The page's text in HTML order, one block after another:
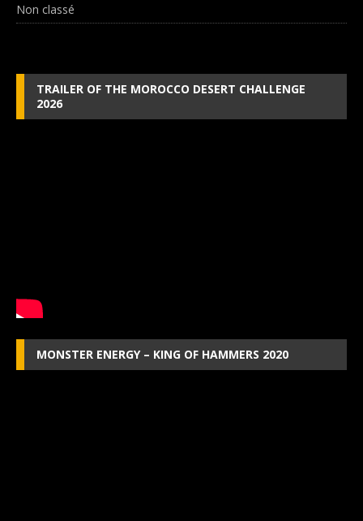
Non classé
TRAILER OF THE MOROCCO DESERT CHALLENGE
2026
MONSTER ENERGY – KING OF HAMMERS 2020